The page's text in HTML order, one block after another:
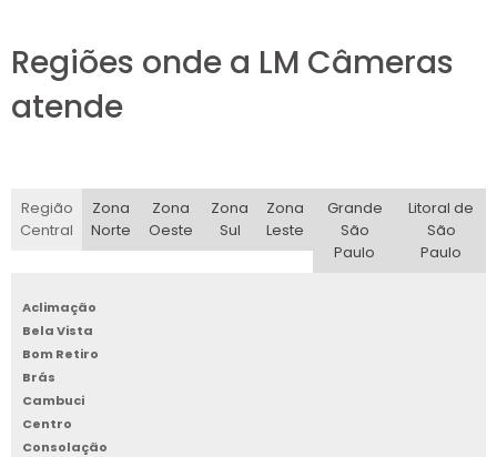
Regiões onde a LM Câmeras
atende
Região
Central
Zona
Norte
Zona
Oeste
Zona
Sul
Zona
Leste
Grande
São
Paulo
Litoral de
São
Paulo
Aclimação
Bela Vista
Bom Retiro
Brás
Cambuci
Centro
Consolação